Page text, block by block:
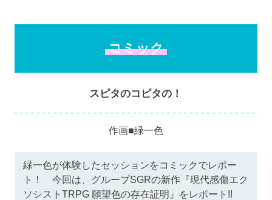
コミック
スピタのコピタの！
作画■緑一色
緑一色が体験したセッションをコミックでレポー
ト！ 今回は、グループSGRの新作『現代感傷エク
ソシストTRPG 願望色の存在証明』をレポート!!